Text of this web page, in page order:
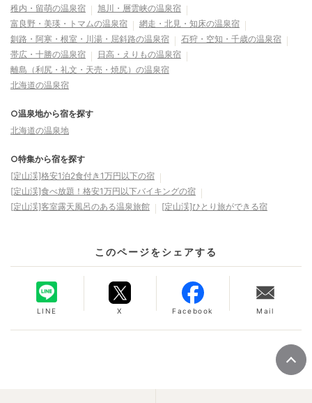
稚内・留萌の温泉宿
旭川・層雲峡の温泉宿
富良野・美瑛・トマムの温泉宿
網走・北見・知床の温泉宿
釧路・阿寒・根室・川湯・屈斜路の温泉宿
石狩・空知・千歳の温泉宿
帯広・十勝の温泉宿
日高・えりもの温泉宿
離島（利尻・礼文・天売・焼尻）の温泉宿
北海道の温泉宿
○温泉地から宿を探す
北海道の温泉地
○特集から宿を探す
[定山渓]格安1泊2食付き1万円以下の宿
[定山渓]食べ放題！格安1万円以下バイキングの宿
[定山渓]客室露天風呂のある温泉旅館
[定山渓]ひとり旅ができる宿
このページをシェアする
LINE X Facebook Mail